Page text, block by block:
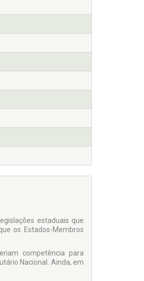
estaduais que
os Estados-Membros
competência para
Nacional. Ainda, em